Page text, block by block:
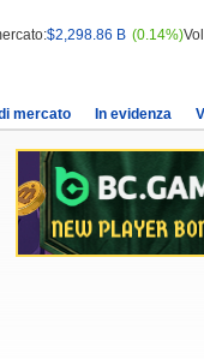
$2,298.86 B (0.14%)
mercato In evidenza